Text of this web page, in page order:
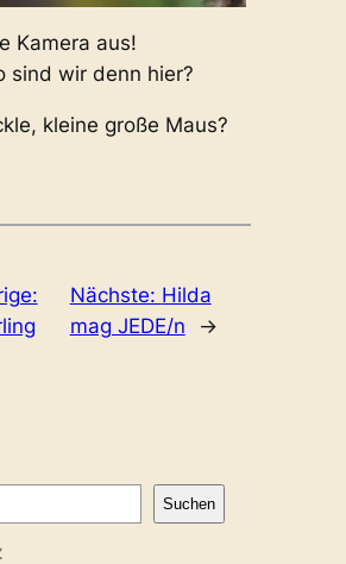
Kamera aus!
sind wir denn hier?
kleine große Maus?
Nächste: Hilda
mag JEDE/n
→
Suchen